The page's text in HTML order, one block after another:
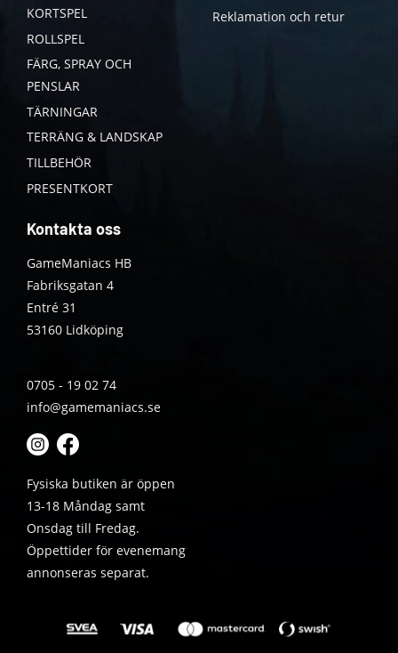
KORTSPEL
ROLLSPEL
FÄRG, SPRAY OCH
PENSLAR
TÄRNINGAR
TERRÄNG & LANDSKAP
TILLBEHÖR
PRESENTKORT
Reklamation och retur
Kontakta oss
GameManiacs HB
Fabriksgatan 4
Entré 31
53160 Lidköping
0705 - 19 02 74
info@gamemaniacs.se
Fysiska butiken är öppen
13-18 Måndag samt
Onsdag till Fredag.
Öppettider för evenemang
annonseras separat.